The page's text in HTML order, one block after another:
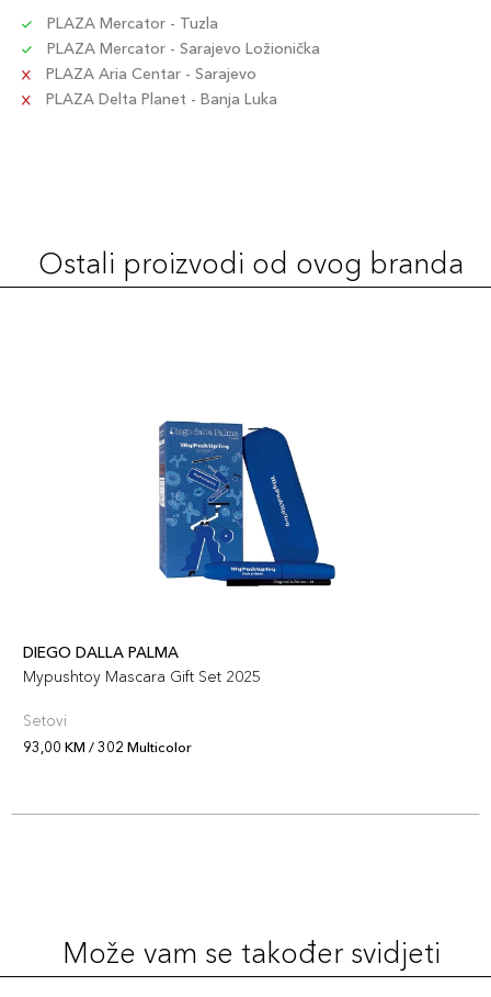
PLAZA Mercator - Tuzla
PLAZA Mercator - Sarajevo Ložionička
PLAZA Aria Centar - Sarajevo
PLAZA Delta Planet - Banja Luka
Ostali proizvodi od ovog branda
DIEGO DALLA PALMA
Mypushtoy Mascara Gift Set 2025
Setovi
93,00 KM / 302 Multicolor
Može vam se također svidjeti